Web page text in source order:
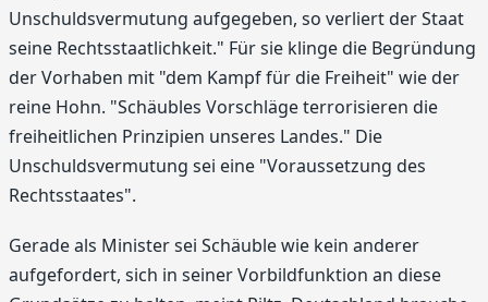
Unschuldsvermutung aufgegeben, so verliert der Staat
seine Rechtsstaatlichkeit." Für sie klinge die Begründung
der Vorhaben mit "dem Kampf für die Freiheit" wie der
reine Hohn. "Schäubles Vorschläge terrorisieren die
freiheitlichen Prinzipien unseres Landes." Die
Unschuldsvermutung sei eine "Voraussetzung des
Rechtsstaates".
Gerade als Minister sei Schäuble wie kein anderer
aufgefordert, sich in seiner Vorbildfunktion an diese